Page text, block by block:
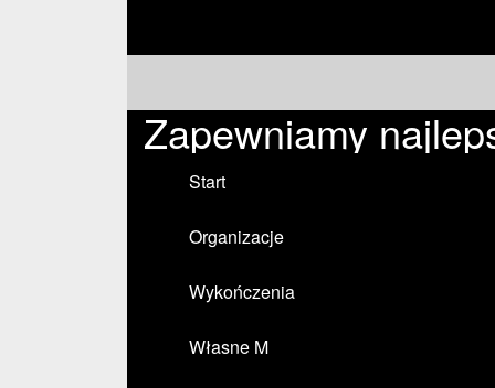
Zapewniamy
Start
Organizacje
Wykończenia
Własne M